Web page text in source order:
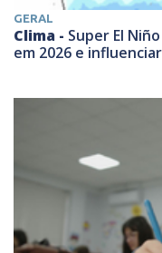
GERAL
Clima - Super El
em 2026 e